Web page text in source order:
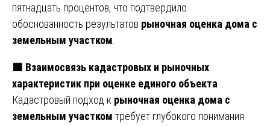
пятнадцать процентов, что подтвердило
обоснованность результатов рыночная оценка дома с
земельным участком
🟧 Взаимосвязь кадастровых и рыночных
характеристик при оценке единого объекта
Кадастровый подход к рыночная оценка дома с
земельным участком требует глубокого понимания